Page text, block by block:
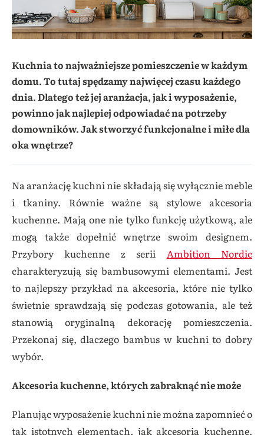
Kuchnia to najważniejsze pomieszczenie w każdym
domu. To tutaj spędzamy najwięcej czasu każdego
dnia. Dlatego też jej aranżacja, jak i wyposażenie,
powinno jak najlepiej odpowiadać na potrzeby
domowników. Jak stworzyć funkcjonalne i miłe dla
oka wnętrze?
Na aranżację kuchni nie składają się wyłącznie meble
i tkaniny. Równie ważne są stylowe akcesoria
kuchenne. Mają one nie tylko funkcję użytkową, ale
mogą także dopełnić wnętrze swoim designem.
Przybory kuchenne z serii Ambition Nordic
charakteryzują się bambusowymi elementami. Jest
to najlepszy przykład na akcesoria, które nie tylko
świetnie sprawdzają się podczas gotowania, ale też
stanowią oryginalną dekorację pomieszczenia.
Przekonaj się, dlaczego bambus w kuchni to dobry
wybór.
Akcesoria kuchenne, których zabraknąć nie może
Planując wyposażenie kuchni nie można zapomnieć o
tak istotnych elementach, jak akcesoria kuchenne.